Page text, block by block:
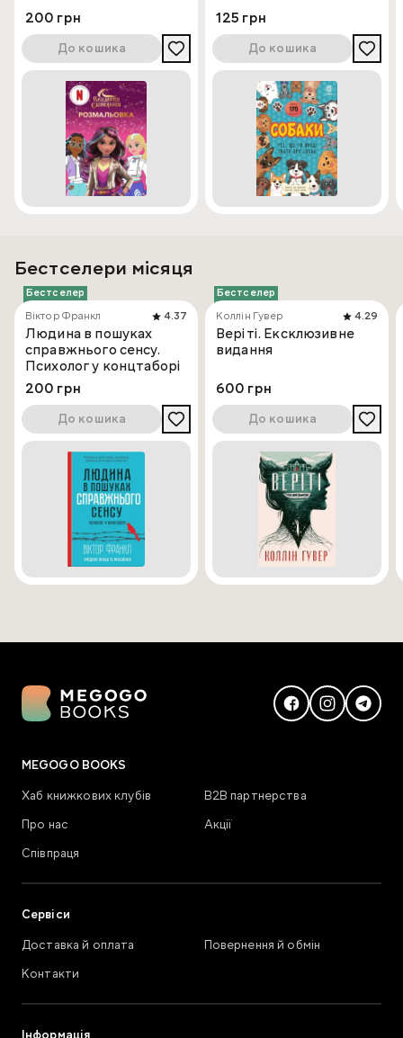
200 грн
До кошика
125 грн
До кошика
Бестселери місяця
Бестселер
Віктор Франкл
4.37
Людина в пошуках
справжнього сенсу.
Психолог у концтаборі
200 грн
До кошика
Бестселер
Коллін Гувер
4.29
Веріті. Ексклюзивне
видання
600 грн
До кошика
MEGOGO BOOKS
Хаб книжкових клубів
В2В партнерства
Про нас
Акції
Співпраця
Сервіси
Доставка й оплата
Повернення й обмін
Контакти